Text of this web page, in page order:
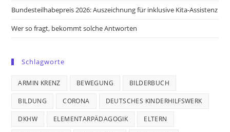
Bundesteilhabepreis 2026: Auszeichnung für inklusive Kita-Assistenz
Wer so fragt, bekommt solche Antworten
Schlagworte
ARMIN KRENZ BEWEGUNG BILDERBUCH
BILDUNG CORONA DEUTSCHES KINDERHILFSWERK
DKHW ELEMENTARPÄDAGOGIK ELTERN